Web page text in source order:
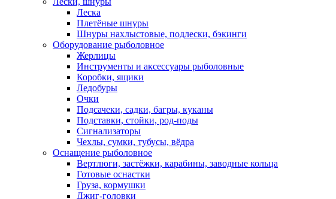
Леска
Плетёные шнуры
Шнуры нахлыстовые, подлески, бэкинги
Оборудование рыболовное
Жерлицы
Инструменты и аксессуары рыболовные
Коробки, ящики
Ледобуры
Очки
Подсачеки, садки, багры, куканы
Подставки, стойки, род-поды
Сигнализаторы
Чехлы, сумки, тубусы, вёдра
Оснащение рыболовное
Вертлюги, застёжки, карабины, заводные кольца
Готовые оснастки
Груза, кормушки
Джиг-головки